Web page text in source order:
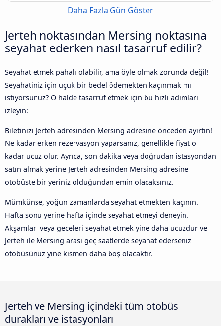
Daha Fazla Gün Göster
Jerteh noktasından Mersing noktasına
seyahat ederken nasıl tasarruf edilir?
Seyahat etmek pahalı olabilir, ama öyle olmak zorunda değil!
Seyahatiniz için uçuk bir bedel ödemekten kaçınmak mı
istiyorsunuz? O halde tasarruf etmek için bu hızlı adımları
izleyin:
Biletinizi Jerteh adresinden Mersing adresine önceden ayırtın!
Ne kadar erken rezervasyon yaparsanız, genellikle fiyat o
kadar ucuz olur. Ayrıca, son dakika veya doğrudan istasyondan
satın almak yerine Jerteh adresinden Mersing adresine
otobüste bir yeriniz olduğundan emin olacaksınız.
Mümkünse, yoğun zamanlarda seyahat etmekten kaçının.
Hafta sonu yerine hafta içinde seyahat etmeyi deneyin.
Akşamları veya geceleri seyahat etmek yine daha ucuzdur ve
Jerteh ile Mersing arası geç saatlerde seyahat ederseniz
otobüsünüz yine kısmen daha boş olacaktır.
Jerteh ve Mersing içindeki tüm otobüs
durakları ve istasyonları